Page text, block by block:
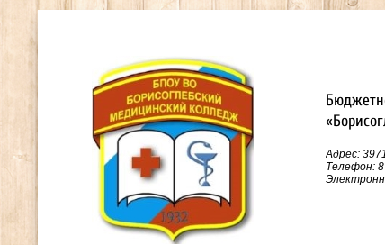
Адрес:
Телефон: